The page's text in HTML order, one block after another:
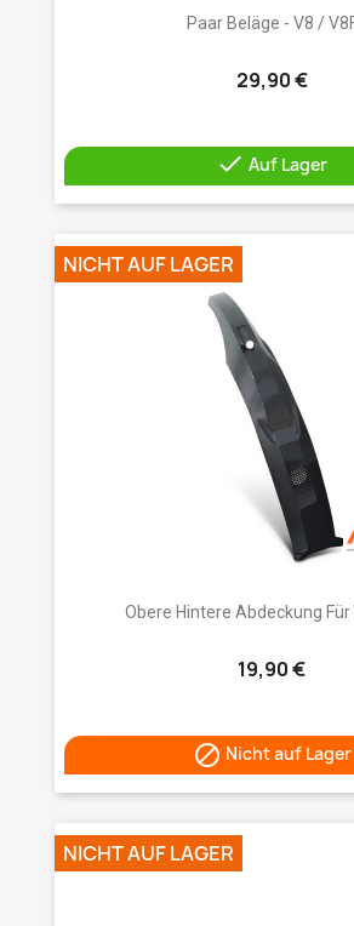
Paar Beläge - V8 /
29,90 €
 Auf Lager
Obere Hintere Abdeckung Für
19,90 €
 Nicht auf Lager
NICHT AUF LAGER
NICHT AUF LAGER